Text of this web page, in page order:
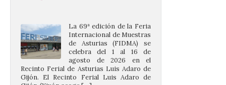
de Asturias (FIDMA) se
celebra del 1 al 16 de
agosto de 2026 en el
Recinto Ferial de Asturias Luis Adaro de
Gijón. El Recinto Ferial Luis Adaro de
Gijón/Xixón acoge […]